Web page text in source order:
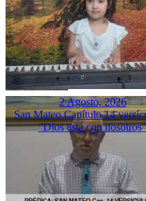
2 Agosto, 2026
San Mateo Capítulo 14
“Dios está con nosotros”